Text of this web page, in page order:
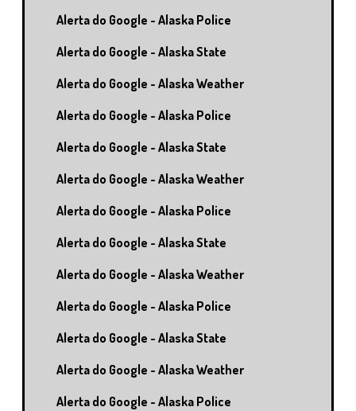
Alerta do Google - Alaska Police
Alerta do Google - Alaska State
Alerta do Google - Alaska Weather
Alerta do Google - Alaska Police
Alerta do Google - Alaska State
Alerta do Google - Alaska Weather
Alerta do Google - Alaska Police
Alerta do Google - Alaska State
Alerta do Google - Alaska Weather
Alerta do Google - Alaska Police
Alerta do Google - Alaska State
Alerta do Google - Alaska Weather
Alerta do Google - Alaska Police